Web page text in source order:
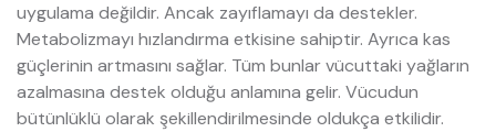
uygulama değildir. Ancak zayıflamayı da destekler.
Metabolizmayı hızlandırma etkisine sahiptir. Ayrıca kas
güçlerinin artmasını sağlar. Tüm bunlar vücuttaki yağların
azalmasına destek olduğu anlamına gelir. Vücudun
bütünlüklü olarak şekillendirilmesinde oldukça etkilidir.